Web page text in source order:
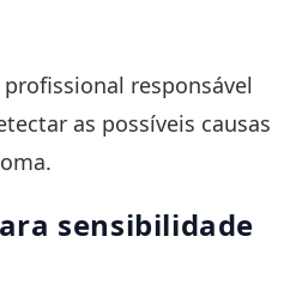
responsável
as possíveis causas
sensibilidade